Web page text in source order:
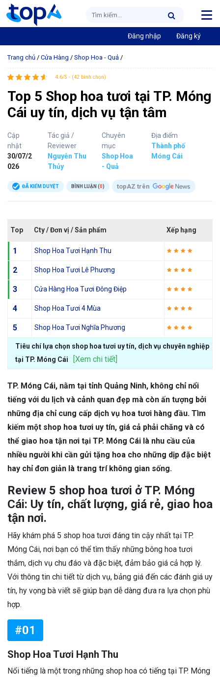
Đăng nhập Đăng ký
Trang chủ / Cửa Hàng / Shop Hoa - Quả /
4.6/5 - (42 bình chọn)
Top 5 Shop hoa tươi tại TP. Móng
Cái uy tín, dịch vụ tận tâm
Cập
nhật
30/07/2
026
Tác giả /
Reviewer
Nguyễn Thu
Thủy
Chuyên
mục
Shop Hoa
- Quả
Địa điểm
Thành phố
Móng Cái
ĐÃ KIỂM DUYỆT BÌNH LUẬN (0) topAZ trên
Top Cty / Đơn vị / Sản phẩm Xếp hạng
1 Shop Hoa Tươi Hạnh Thu
2 Shop Hoa Tươi Lê Phương
3 Cửa Hàng Hoa Tươi Đông Điệp
4 Shop Hoa Tươi 4 Mùa
5 Shop Hoa Tươi Nghĩa Phương
Tiêu chí lựa chọn shop hoa tươi uy tín, dịch vụ chuyên nghiệp
tại TP. Móng Cái
[Xem chi tiết]
TP. Móng Cái, nằm tại tỉnh Quảng Ninh, không chỉ nổi
tiếng với du lịch và cảnh quan đẹp mà còn ấn tượng bởi
những địa chỉ cung cấp dịch vụ hoa tươi hàng đầu. Tìm
kiếm một shop hoa tươi uy tín, giá cả phải chăng và có
thể giao hoa tận nơi tại TP. Móng Cái là nhu cầu của
nhiều người khi cần gửi tặng hoa cho những dịp đặc biệt
hay chỉ đơn giản là trang trí không gian sống.
Review 5 shop hoa tươi ở TP. Móng
Cái: Uy tín, chất lượng, giá rẻ, giao hoa
tận nơi.
Hãy khám phá 5 shop hoa tươi đáng tin cậy nhất tại TP.
Móng Cái, nơi bạn có thể tìm thấy những bông hoa tươi
thắm, dịch vụ chu đáo và đặc biệt, đảm bảo giá cả hợp lý.
Với thông tin chi tiết từ dịch vụ, bảng giá đến các đánh giá uy
tín, hy vọng bà viết sẽ giúp bạn dễ dàng đưa ra lựa chọn phù
hợp.
#01
Shop Hoa Tươi Hạnh Thu
Nổi tiếng là một trong những shop hoa có tiếng tại TP. Móng